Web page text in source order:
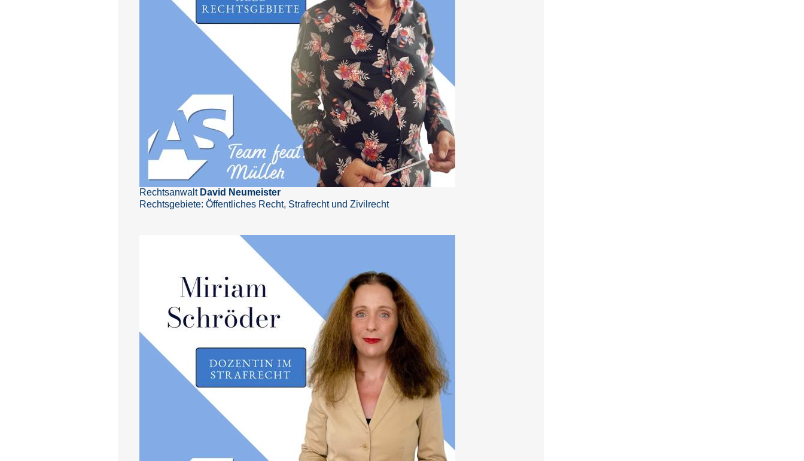
Rechtsanwalt David Neumeister
Rechtsgebiete: Öffentliches Recht, Strafrecht und Zivilrecht